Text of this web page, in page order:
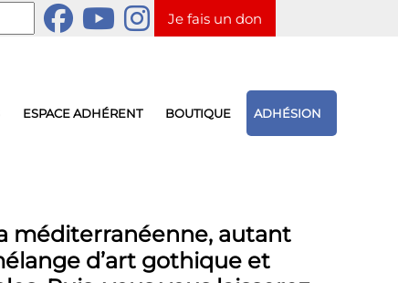
Je fais un don
ESPACE ADHÉRENT BOUTIQUE ADHÉSION
méditerranéenne, autant
d’art gothique et